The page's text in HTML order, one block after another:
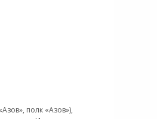
полк «Азов»),